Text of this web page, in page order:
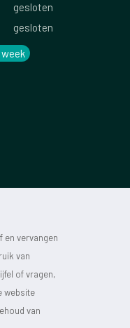
gesloten
gesloten
en vervangen
van
of vragen,
website
van